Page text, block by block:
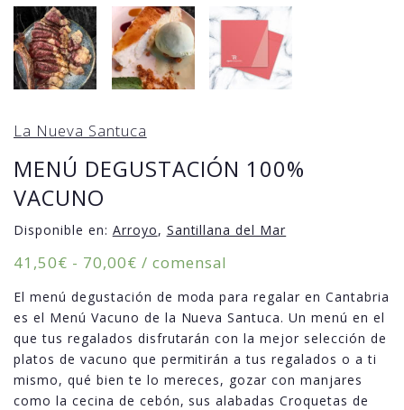
La Nueva Santuca
MENÚ DEGUSTACIÓN 100%
VACUNO
Disponible en: Arroyo, Santillana del Mar
41,50€ - 70,00€Rango
precios:
desde
41,50€
hasta
70,00€
/ comensal
El menú degustación de moda para regalar en Cantabria
es el Menú Vacuno de la Nueva Santuca. Un menú en el
que tus regalados disfrutarán con la mejor selección de
platos de vacuno que permitirán a tus regalados o a ti
mismo, qué bien te lo mereces, gozar con manjares
como la cecina de cebón, sus alabadas Croquetas de